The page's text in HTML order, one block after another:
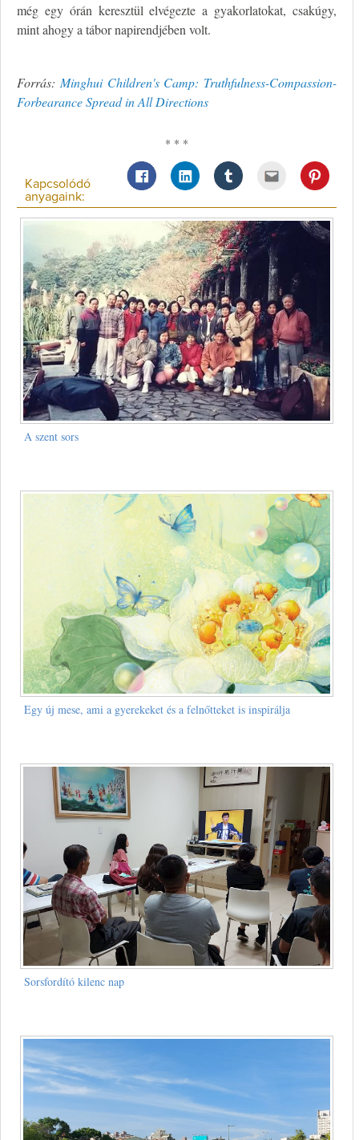
még egy órán keresztül elvégezte a gyakorlatokat, csakúgy,
mint ahogy a tábor napirendjében volt.
Forrás: Minghui Children's Camp: Truthfulness-Compassion-
Forbearance Spread in All Directions
* * *
Kapcsolódó
anyagaink:
A szent sors
Egy új mese, ami a gyerekeket és a felnőtteket is inspirálja
Sorsfordító kilenc nap